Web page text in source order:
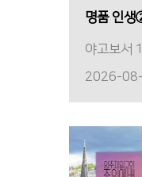
명품 인생
야고보서
2026-